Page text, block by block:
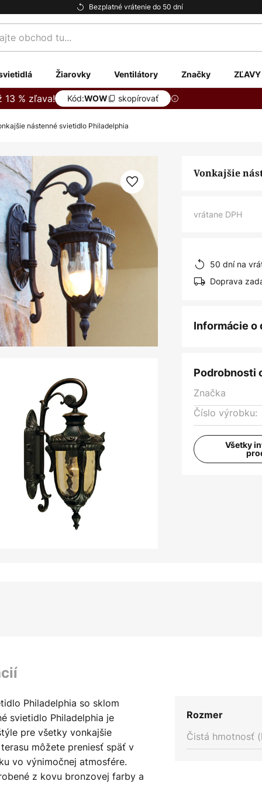
Bezplatné vrátenie do 50 dní
Žiarovky Ventilátory Značky ZĽAVY
13 % zľava! Kód:WOW skopírovať
nástenné svietidlo Philadelphia
Vonkajšie
vrátane DPH
50 dní na
Doprava
Informácie o
Podrobnosti
Značka
Číslo výrobku:
Všetky
Philadelphia so sklom
svietidlo Philadelphia je
pre všetky vonkajšie
môžete preniesť späť v
vo výnimočnej atmosfére.
z kovu bronzovej farby a
Rozmer
Čistá hmotnosť